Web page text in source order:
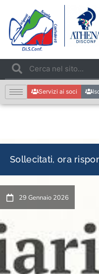
Servizi ai soci
Sollecitati, ora
29 Gennaio 2026